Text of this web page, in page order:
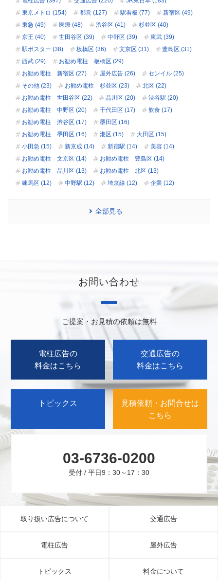
東京メトロ (154)
都営 (127) 駅看板 (77)
新宿区 (49)
東急 (49)
医療 (48) 渋谷区 (41)
杉並区 (40)
京王 (40)
世田谷区 (39) 中野区 (39)
東武 (39)
駅ポスター (38)
板橋区 (36) 文京区 (31)
豊島区 (31)
西武 (29)
お勧め電柱 板橋区 (29)
お勧め電柱 新宿区 (27)
屋外広告 (26)
センイル (25)
その他 (23)
お勧め電柱 杉並区 (23)
北区 (22)
お勧め電柱 世田谷区 (22)
品川区 (20)
渋谷駅 (20)
お勧め電柱 中野区 (20)
千代田区 (17)
飲食 (17)
お勧め電柱 渋谷区 (17)
墨田区 (16)
お勧め電柱 墨田区 (16)
港区 (15)
大田区 (15)
小田急 (15)
新京成 (14) 新宿駅 (14)
美容 (14)
お勧め電柱 文京区 (14)
お勧め電柱 豊島区 (14)
お勧め電柱 品川区 (13)
お勧め電柱 北区 (13)
練馬区 (12)
中野駅 (12) 埼京線 (12) 企業 (12)
全部見る
お問い合わせ
ご提案・お見積の依頼は無料
電柱広告の
料金はこちら
交通広告の
料金はこちら
トピックス
見積依頼・お問合せは
こちら
03-6736-0200
受付 / 平日9：30～17：30
取り扱い広告について 交通広告
電柱広告 屋外広告
トピックス 料金について